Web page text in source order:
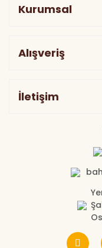
Kurumsal
Alışveriş
İletişim